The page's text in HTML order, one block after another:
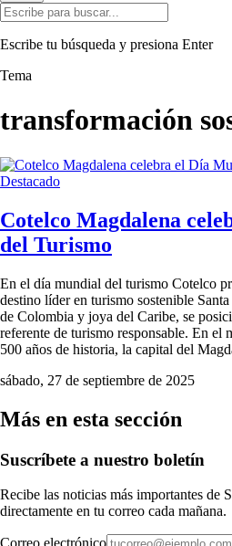
Escribe tu búsqueda y presiona Enter
Tema
transformación
Destacado
Cotelco Magdalena
del Turismo
En el día mundial del turismo Cotelco
destino líder en turismo sostenible
de Colombia y joya del Caribe, se
referente de turismo responsable. En el
500 años de historia, la capital del
sábado, 27 de septiembre de 2025
Más en esta sección
Suscríbete a nuestro boletín
Recibe las noticias más importantes de
directamente en tu correo cada mañana.